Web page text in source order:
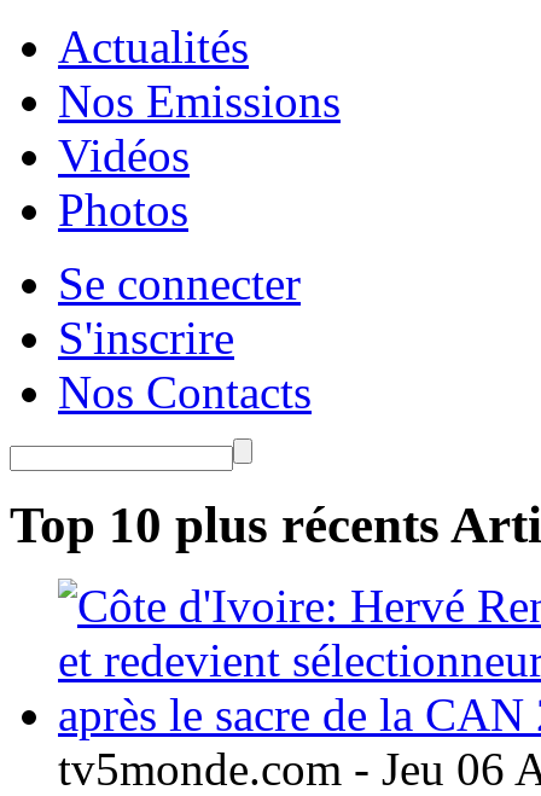
Actualités
Nos Emissions
Vidéos
Photos
Se connecter
S'inscrire
Nos Contacts
Top 10 plus récents
tv5monde.com - Jeu 06